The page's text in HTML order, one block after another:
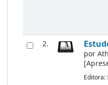
2.
por
Editora: